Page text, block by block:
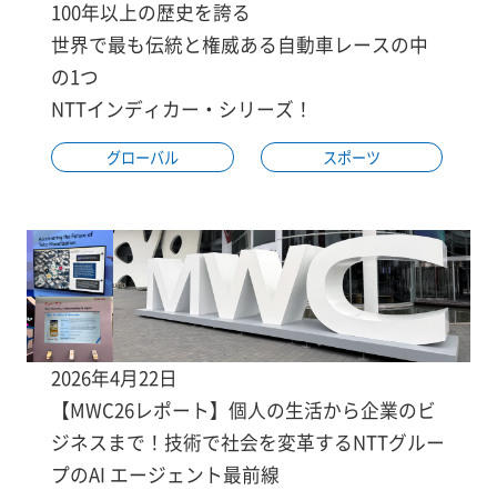
100年以上の歴史を誇る
世界で最も伝統と権威ある自動車レースの中
の1つ
NTTインディカー・シリーズ！
グローバル スポーツ
2026年4月22日
【MWC26レポート】個人の生活から企業のビ
ジネスまで！技術で社会を変革するNTTグルー
プのAI エージェント最前線